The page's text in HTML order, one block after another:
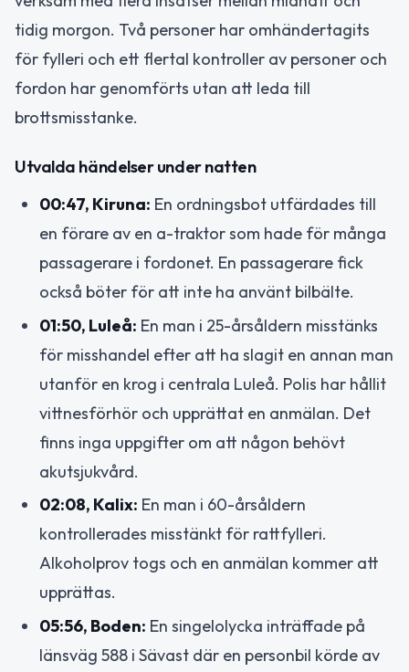
tidig morgon. Två personer har omhändertagits
för fylleri och ett flertal kontroller av personer och
fordon har genomförts utan att leda till
brottsmisstanke.
Utvalda händelser under natten
00:47, Kiruna: En ordningsbot utfärdades till
en förare av en a-traktor som hade för många
passagerare i fordonet. En passagerare fick
också böter för att inte ha använt bilbälte.
01:50, Luleå: En man i 25-årsåldern misstänks
för misshandel efter att ha slagit en annan man
utanför en krog i centrala Luleå. Polis har hållit
vittnesförhör och upprättat en anmälan. Det
finns inga uppgifter om att någon behövt
akutsjukvård.
02:08, Kalix: En man i 60-årsåldern
kontrollerades misstänkt för rattfylleri.
Alkoholprov togs och en anmälan kommer att
upprättas.
05:56, Boden: En singelolycka inträffade på
länsväg 588 i Sävast där en personbil körde av